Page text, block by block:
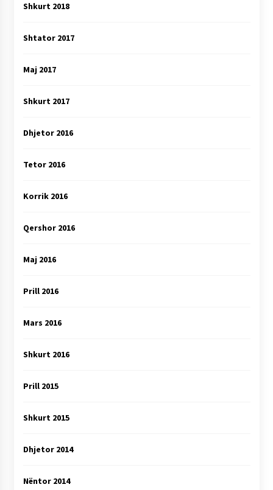
Shkurt 2018
Shtator 2017
Maj 2017
Shkurt 2017
Dhjetor 2016
Tetor 2016
Korrik 2016
Qershor 2016
Maj 2016
Prill 2016
Mars 2016
Shkurt 2016
Prill 2015
Shkurt 2015
Dhjetor 2014
Nëntor 2014